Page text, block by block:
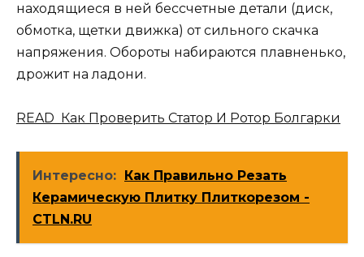
находящиеся в ней бессчетные детали (диск,
обмотка, щетки движка) от сильного скачка
напряжения. Обороты набираются плавненько,
дрожит на ладони.
READ Как Проверить Статор И Ротор Болгарки
Интересно: Как Правильно Резать
Керамическую Плитку Плиткорезом -
CTLN.RU